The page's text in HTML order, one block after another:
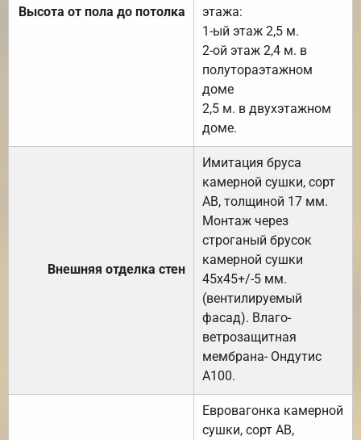
Высота от пола до потолка
этажа:
1-ый этаж 2,5 м.
2-ой этаж 2,4 м. в
полутораэтажном
доме
2,5 м. в двухэтажном
доме.
Внешняя отделка стен
Имитация бруса
камерной сушки, сорт
АВ, толщиной 17 мм.
Монтаж через
строганый брусок
камерной сушки
45х45+/-5 мм.
(вентилируемый
фасад). Влаго-
ветрозащитная
мембрана- Ондутис
А100.
Евровагонка камерной
сушки, сорт АВ,